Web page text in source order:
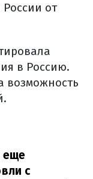
от
в Россию.
возможность
еще
с